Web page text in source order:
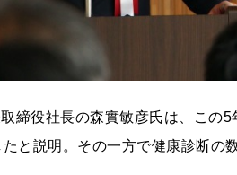
締役社長の森實敏彦氏は、この
と説明。その一方で健康診断の